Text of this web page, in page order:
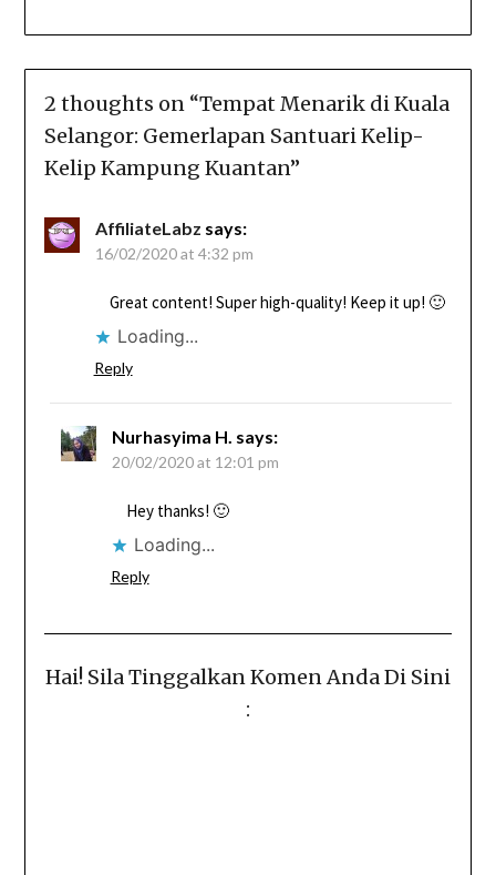
2 thoughts on “Tempat Menarik di Kuala
Selangor: Gemerlapan Santuari Kelip-
Kelip Kampung Kuantan”
AffiliateLabz says:
16/02/2020 at 4:32 pm
Great content! Super high-quality! Keep it up! 🙂
Loading...
Reply
Nurhasyima H. says:
20/02/2020 at 12:01 pm
Hey thanks! 🙂
Loading...
Reply
Hai! Sila Tinggalkan Komen Anda Di Sini
: